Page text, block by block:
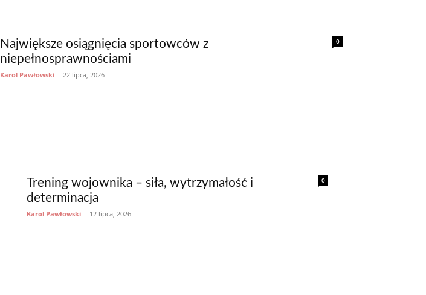
0
Największe osiągnięcia sportowców z
niepełnosprawnościami
Karol Pawłowski - 22 lipca, 2026
0
Trening wojownika – siła, wytrzymałość i
determinacja
Karol Pawłowski - 12 lipca, 2026